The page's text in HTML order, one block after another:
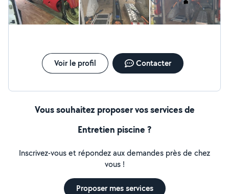
Voir le profil Contacter
Vous souhaitez proposer vos services de
Entretien piscine ?
Inscrivez-vous et répondez aux demandes près de chez
vous !
Proposer mes services